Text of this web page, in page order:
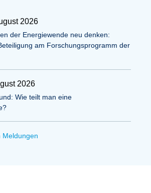
2026
der Energiewende neu denken:
am Forschungsprogramm der
2026
Wie teilt man eine
Meldungen